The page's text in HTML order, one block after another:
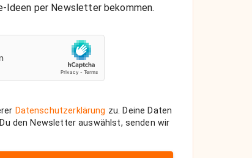
Ideen per Newsletter bekommen.
Datenschutzerklärung zu. Deine Daten
den Newsletter auswählst, senden wir